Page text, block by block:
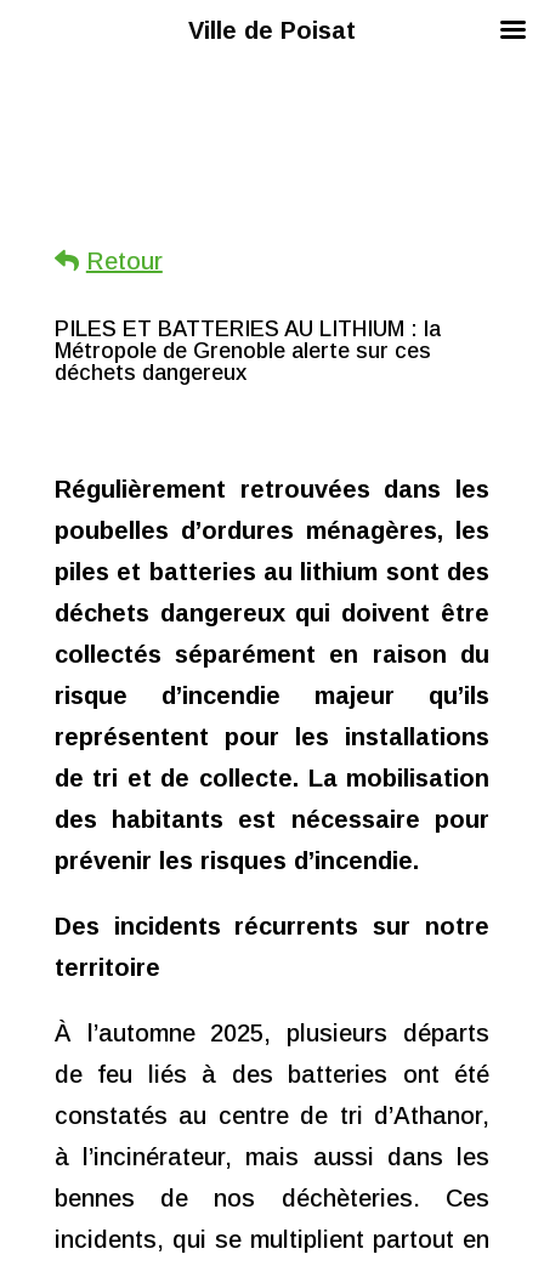
Retour
PILES ET BATTERIES AU LITHIUM : la
Métropole de Grenoble alerte sur ces
déchets dangereux
Régulièrement retrouvées dans les
poubelles d’ordures ménagères, les
piles et batteries au lithium sont des
déchets dangereux qui doivent être
collectés séparément en raison du
risque d’incendie majeur qu’ils
représentent pour les installations
de tri et de collecte. La mobilisation
des habitants est nécessaire pour
prévenir les risques d’incendie.
Des incidents récurrents sur notre
territoire
À l’automne 2025, plusieurs départs
de feu liés à des batteries ont été
constatés au centre de tri d’Athanor,
à l’incinérateur, mais aussi dans les
bennes de nos déchèteries. Ces
incidents, qui se multiplient partout en
Ville de Poisat